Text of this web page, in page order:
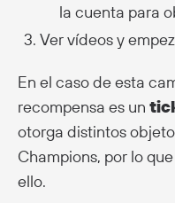
la cuenta para
Ver vídeos y
En el caso de esta
recompensa es un
otorga distintos
Champions, por lo
ello.